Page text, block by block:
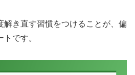
解き直す習慣をつけることが、偏
です。